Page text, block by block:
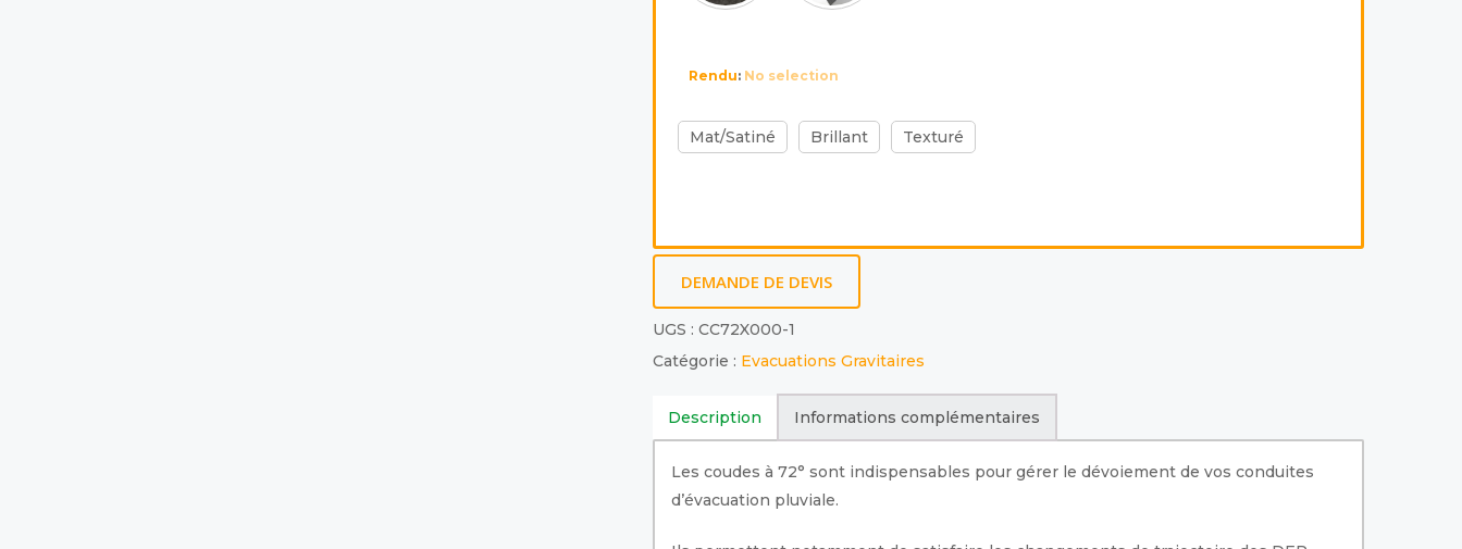
Rendu: No selection
Mat/Satiné Brillant Texturé
DEMANDE DE DEVIS
UGS : CC72X000-1
Catégorie : Evacuations Gravitaires
Description Informations complémentaires
Les coudes à 72° sont indispensables pour gérer le dévoiement de vos conduites
d’évacuation pluviale.